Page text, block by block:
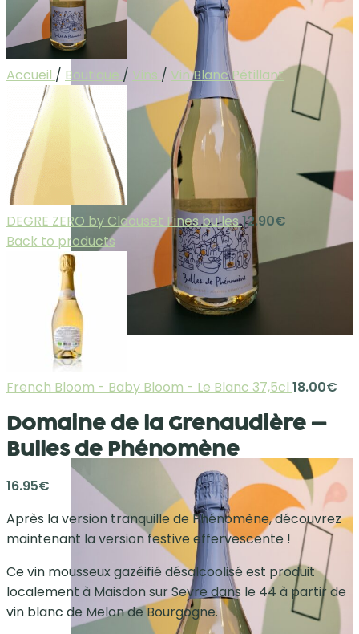
Accueil / Boutique / Vins / Vin Blanc Pétillant
DEGRE ZERO by Claouset Fines bulles12.90€
Back to products
French Bloom - Baby Bloom - Le Blanc 37,5cl 18.00€
Domaine de la Grenaudière –
Bulles de Phénomène
16.95€
Après la version tranquille de Phénomène, découvrez
maintenant la version festive effervescente !
Ce vin mousseux gazéifié désalcoolisé est produit
localement à Maisdon sur Sevre dans le 44 à partir de
vin blanc de Melon de Bourgogne.